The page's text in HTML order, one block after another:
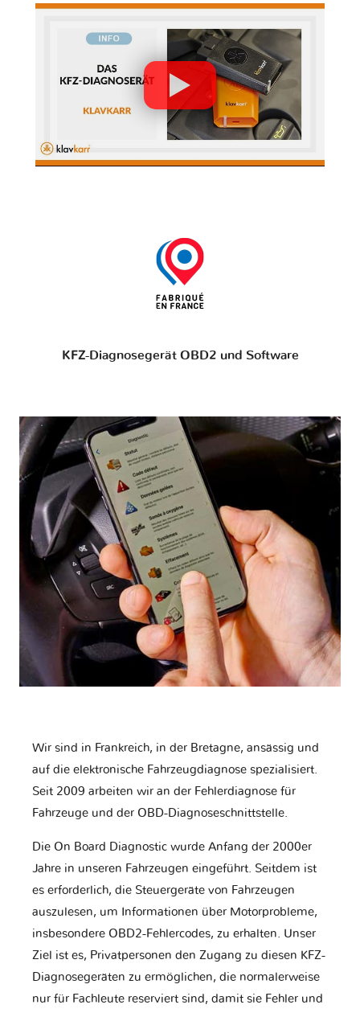
KFZ-Diagnosegerät OBD2 und Software
Wir sind in Frankreich, in der Bretagne, ansässig und
auf die elektronische Fahrzeugdiagnose spezialisiert.
Seit 2009 arbeiten wir an der Fehlerdiagnose für
Fahrzeuge und der OBD-Diagnoseschnittstelle.
Die On Board Diagnostic wurde Anfang der 2000er
Jahre in unseren Fahrzeugen eingeführt. Seitdem ist
es erforderlich, die Steuergeräte von Fahrzeugen
auszulesen, um Informationen über Motorprobleme,
insbesondere OBD2-Fehlercodes, zu erhalten. Unser
Ziel ist es, Privatpersonen den Zugang zu diesen KFZ-
Diagnosegeräten zu ermöglichen, die normalerweise
nur für Fachleute reserviert sind, damit sie Fehler und